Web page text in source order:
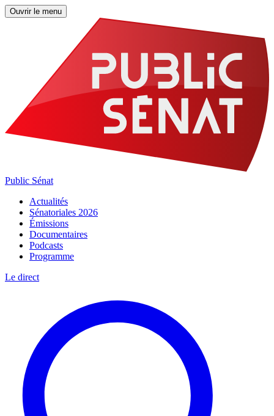
Ouvrir le menu
Public Sénat
Actualités
Sénatoriales 2026
Émissions
Documentaires
Podcasts
Programme
Le direct